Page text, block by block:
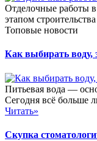
Отделочные работы
этапом
Топовые новости
Как выбирать воду,
Питьевая вода —
Сегодня всё больше
Читать»
Скупка